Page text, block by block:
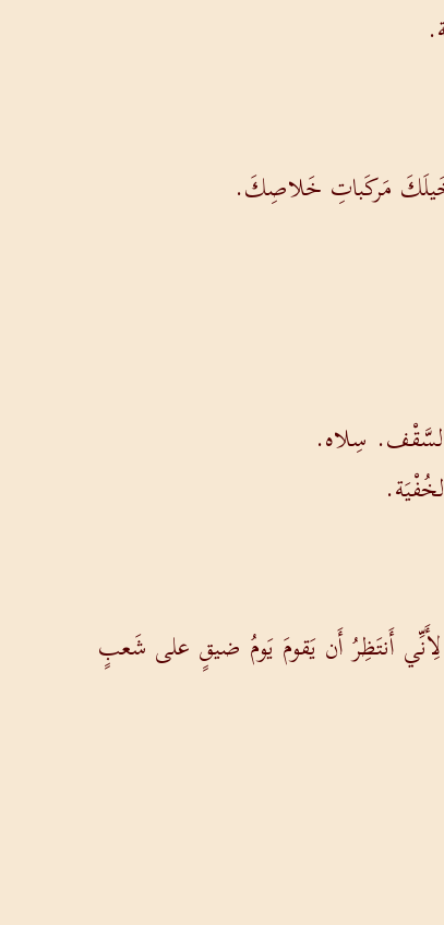
مَركَباتِ خَلاصِكَ.
سِلاه.
أَنتَظِرُ أَن يَقومَ يَومُ ضيقٍ على شَعبٍ